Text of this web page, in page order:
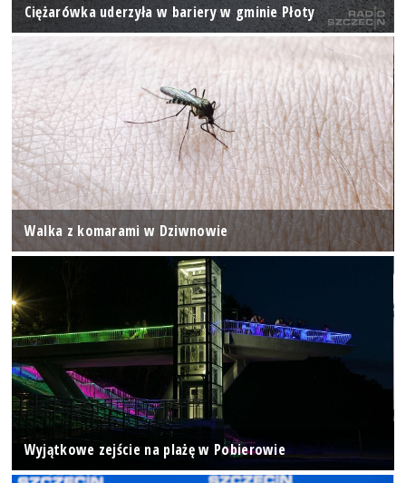
Ciężarówka uderzyła w bariery w gminie Płoty
Walka z komarami w Dziwnowie
Wyjątkowe zejście na plażę w Pobierowie